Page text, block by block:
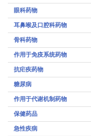
眼科药物
耳鼻喉及口腔科药物
骨科药物
作用于免疫系统药物
抗疟疾药物
糖尿病
作用于代谢机制药物
保健药品
急性疾病